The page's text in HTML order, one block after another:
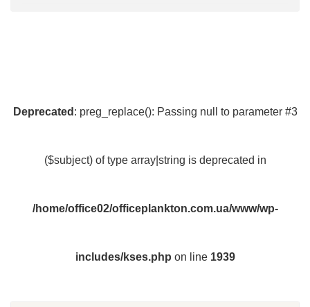
Deprecated : preg_replace(): Passing null to parameter #3
($subject) of type array|string is deprecated in
/home/office02/officeplankton.com.ua/www/wp-
includes/kses.php on line 1939